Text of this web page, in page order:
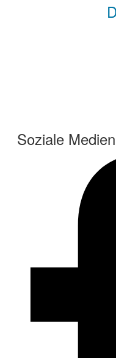
Soziale Medien